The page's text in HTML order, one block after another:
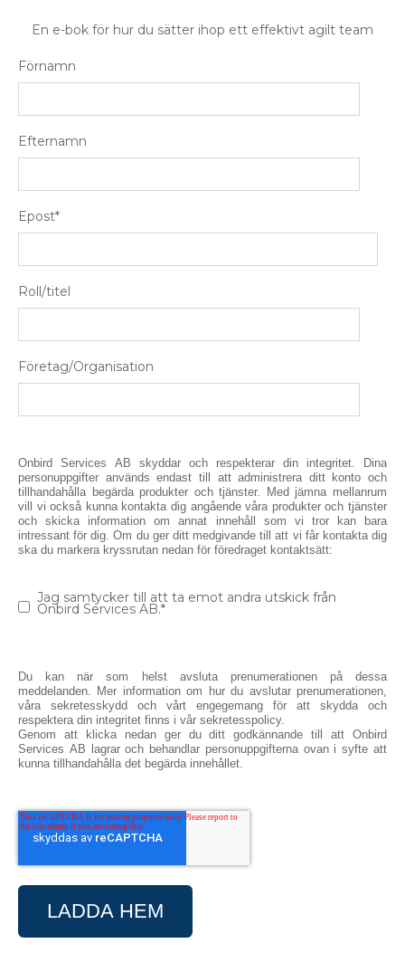
En e-bok för hur du sätter ihop ett effektivt agilt team
Förnamn
Efternamn
Epost*
Roll/titel
Företag/Organisation
Onbird Services AB skyddar och respekterar din integritet. Dina
personuppgifter används endast till att administrera ditt konto och
tillhandahålla begärda produkter och tjänster. Med jämna mellanrum
vill vi också kunna kontakta dig angående våra produkter och tjänster
och skicka information om annat innehåll som vi tror kan bara
intressant för dig. Om du ger ditt medgivande till att vi får kontakta dig
ska du markera kryssrutan nedan för föredraget kontaktsätt:
Jag samtycker till att ta emot andra utskick från
Onbird Services AB.*
Du kan när som helst avsluta prenumerationen på dessa
meddelanden. Mer information om hur du avslutar prenumerationen,
våra sekretesskydd och vårt engegemang för att skydda och
respektera din integritet finns i vår sekretesspolicy.
Genom att klicka nedan ger du ditt godkännande till att Onbird
Services AB lagrar och behandlar personuppgifterna ovan i syfte att
kunna tillhandahålla det begärda innehållet.